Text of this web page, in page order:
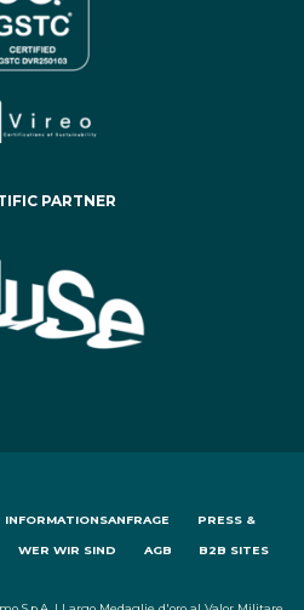
PARTNER
INFORMATIONSANFRAGE PRESS &
WER WIR SIND AGB B2B SITES